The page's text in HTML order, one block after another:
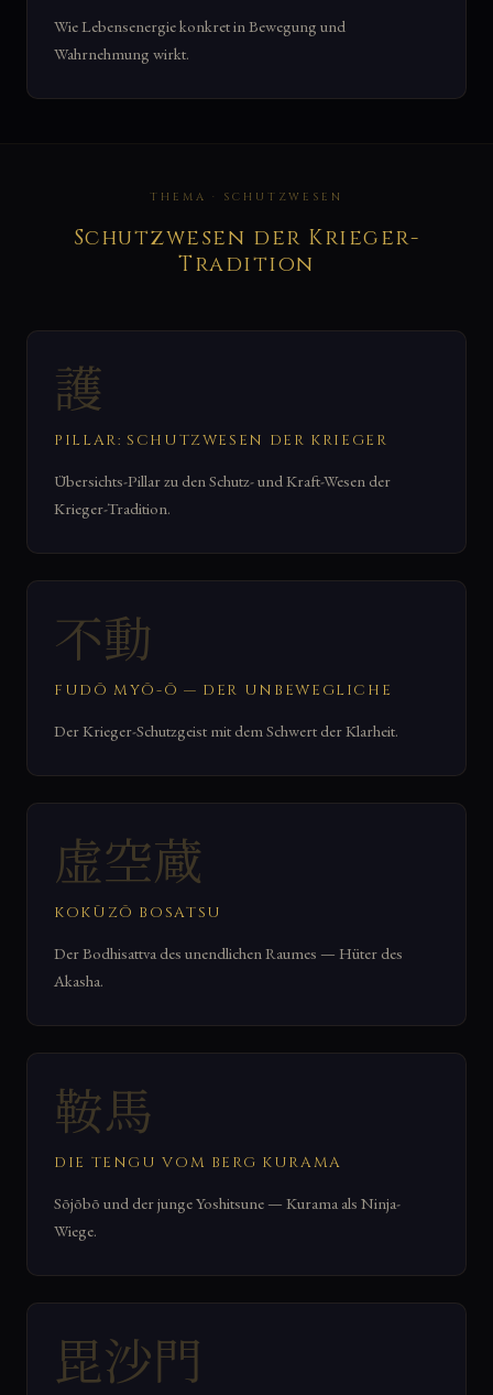
Wie Lebensenergie konkret in Bewegung und
Wahrnehmung wirkt.
THEMA · SCHUTZWESEN
Schutzwesen der Krieger-
Tradition
護
PILLAR: SCHUTZWESEN DER KRIEGER
Übersichts-Pillar zu den Schutz- und Kraft-Wesen der
Krieger-Tradition.
不動
FUDŌ MYŌ-Ō — DER UNBEWEGLICHE
Der Krieger-Schutzgeist mit dem Schwert der Klarheit.
虚空蔵
KOKŪZŌ BOSATSU
Der Bodhisattva des unendlichen Raumes — Hüter des
Akasha.
鞍馬
DIE TENGU VOM BERG KURAMA
Sōjōbō und der junge Yoshitsune — Kurama als Ninja-
Wiege.
毘沙門